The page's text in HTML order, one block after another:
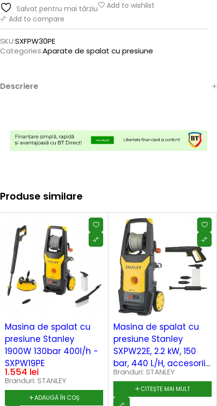
Salvat pentru mai târziu
Add to wishlist
Add to compare
SKU:SXFPW30PE
Categories:Aparate de spalat cu presiune
Descriere
Produse similare
Masina de spalat cu
presiune Stanley
1900W 130bar 400l/h -
SXPW19PE
1.554 lei
Branduri: STANLEY
ADAUGĂ ÎN COȘ
Masina de spalat cu
presiune Stanley
SXPW22E, 2.2 kW, 150
bar, 440 L/H, accesorii
incluse: lance, pistol,
bidon detergent, furtun
8 m
Branduri: STANLEY
CITEȘTE MAI MULT